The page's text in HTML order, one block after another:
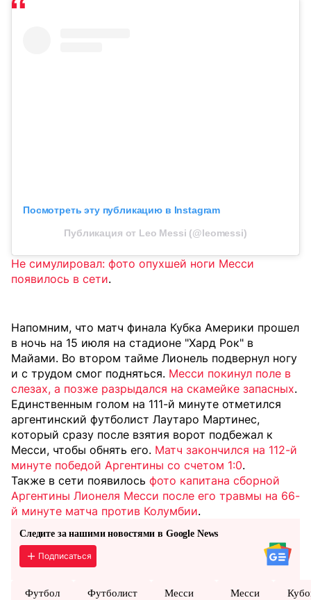
Посмотреть эту публикацию в Instagram
Публикация от Leo Messi (@leomessi)
Не симулировал: фото опухшей ноги Месси
появилось в сети.
Напомним, что матч финала Кубка Америки прошел
в ночь на 15 июля на стадионе "Хард Рок" в
Майами. Во втором тайме Лионель подвернул ногу
и с трудом смог подняться. Месси покинул поле в
слезах, а позже разрыдался на скамейке запасных.
Единственным голом на 111-й минуте отметился
аргентинский футболист Лаутаро Мартинес,
который сразу после взятия ворот подбежал к
Месси, чтобы обнять его. Матч закончился на 112-й
минуте победой Аргентины со счетом 1:0.
Также в сети появилось фото капитана сборной
Аргентины Лионеля Месси после его травмы на 66-
й минуте матча против Колумбии.
Следите за нашими новостями в Google News
Подписаться
Футбол Футболист
Месси
Месси